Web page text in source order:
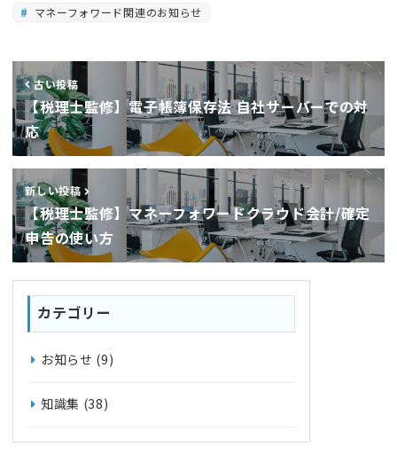
マネーフォワード関連のお知らせ
古い投稿
【税理士監修】電子帳簿保存法 自社サーバーでの対
応
新しい投稿
【税理士監修】マネーフォワードクラウド会計/確定
申告の使い方
カテゴリー
お知らせ (9)
知識集 (38)